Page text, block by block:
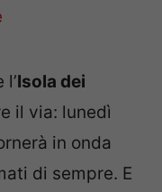
Isola dei
il via: lunedì
in onda
di sempre. E